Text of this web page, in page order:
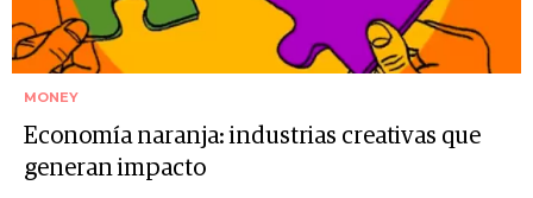
MONEY
Economía naranja: industrias creativas que
generan impacto